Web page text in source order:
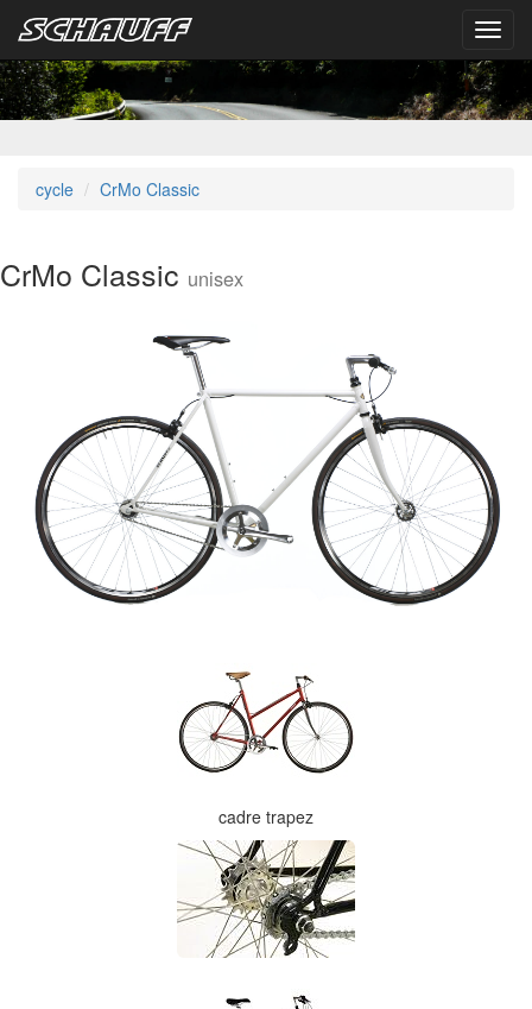
cycle CrMo Classic
CrMo Classic unisex
cadre trapez